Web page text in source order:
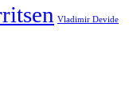
Vladimir Devide